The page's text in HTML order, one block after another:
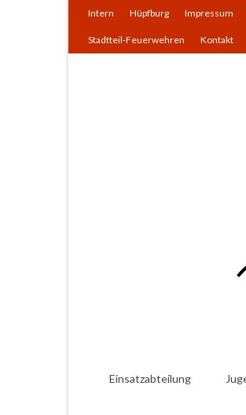
Intern Hüpfburg Impressum
Stadtteil-Feuerwehren Kontakt
Einsatzabteilung